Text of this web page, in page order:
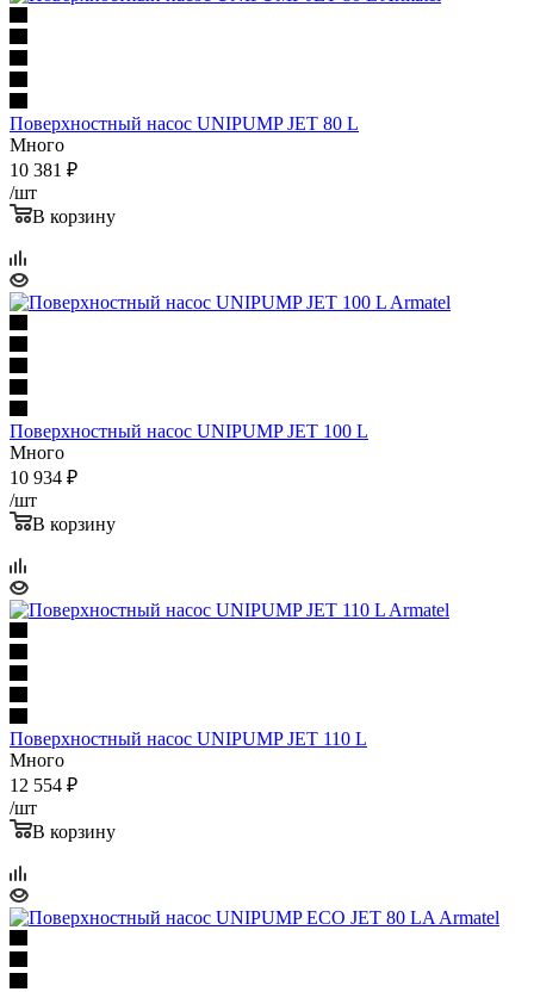
Поверхностный насос UNIPUMP JET 80 L
Много
10 381 ₽
/шт
В корзину
Поверхностный насос UNIPUMP JET 100 L
Много
10 934 ₽
/шт
В корзину
Поверхностный насос UNIPUMP JET 110 L
Много
12 554 ₽
/шт
В корзину